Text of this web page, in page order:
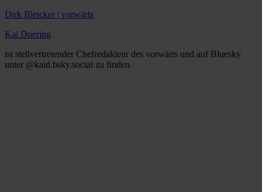
Dirk Bleicker | vorwärts
Kai Doering
ist stellvertretender Chefredakteur des vorwärts und auf Bluesky
unter @kaid.bsky.social zu finden.